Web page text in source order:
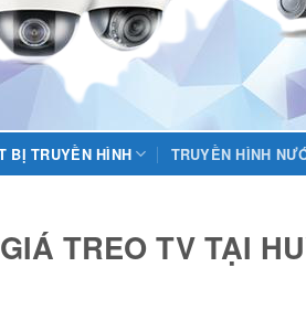
BỊ TRUYỀN HÌNH TRUYỀN HÌNH
TREO TV TẠI